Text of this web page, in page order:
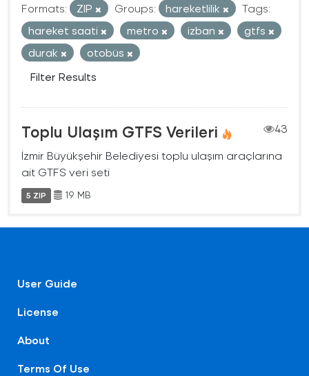
Formats:
ZIP Groups: hareketlilik
Tags:
hareket saati
metro izban
gtfs
durak
otobüs
Filter Results
Toplu Ulaşım GTFS Verileri
43
İzmir Büyükşehir Belediyesi toplu ulaşım araçlarına
ait GTFS veri seti
5 ZIP 19 MB
User Guide
License
About
Terms Of Use